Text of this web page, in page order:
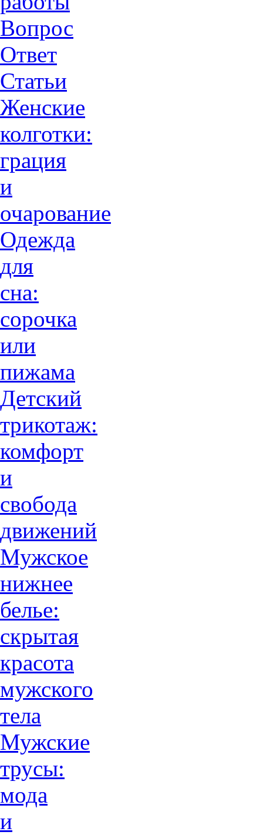
Вопрос
Ответ
Статьи
Женские
колготки:
грация
и
очарованиe
Одежда
для
сна:
сорочка
или
пижама
Детский
трикотаж:
комфорт
и
свобода
движений
Мужское
нижнее
белье:
скрытая
красота
мужского
тела
Мужские
трусы:
мода
и